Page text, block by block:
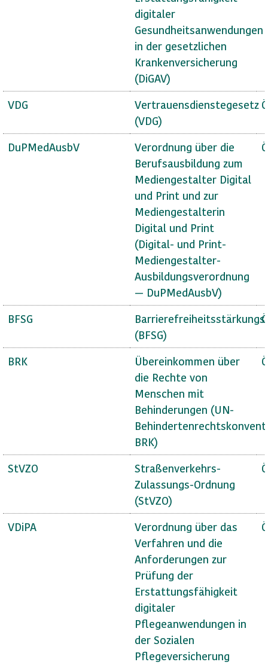
digitaler
Gesundheitsanwendungen
in der gesetzlichen
Krankenversicherung
(DiGAV)
VDG
Vertrauensdienstegesetz
(VDG)
DuPMedAusbV
Verordnung über die
Berufsausbildung zum
Mediengestalter Digital
und Print und zur
Mediengestalterin
Digital und Print
(Digital- und Print-
Mediengestalter-
Ausbildungsverordnung
— DuPMedAusbV)
BFSG
(BFSG)
BRK
Übereinkommen über
die Rechte von
Menschen mit
Behinderungen (UN-
BRK)
StVZO
Straßenverkehrs-
Zulassungs-Ordnung
(StVZO)
VDiPA
Verordnung über das
Verfahren und die
Anforderungen zur
Prüfung der
Erstattungsfähigkeit
digitaler
Pflegeanwendungen in
der Sozialen
Pflegeversicherung